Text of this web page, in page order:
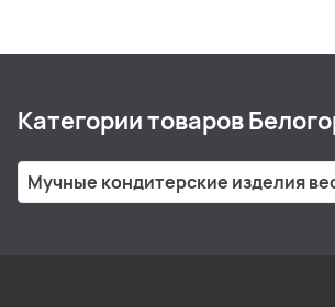
Категории товаров
Мучные кондитерские изделия